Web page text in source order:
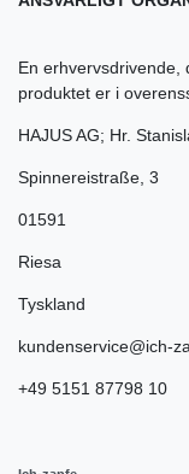
En erhvervsdrivende,
produktet er i
HAJUS AG; Hr.
Spinnereistraße 3
01591
Riesa
Tyskland
kundenservice@ich-
+49 5151 87798 10